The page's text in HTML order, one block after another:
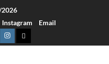
Instagram Email